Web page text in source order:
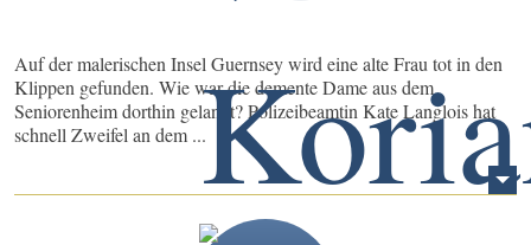
Auf der malerischen Insel Guernsey wird eine alte Frau tot in den
Klippen gefunden. Wie war die demente Dame aus dem
Seniorenheim dorthin gelangt? Polizeibeamtin Kate Langlois hat
schnell Zweifel an dem ...